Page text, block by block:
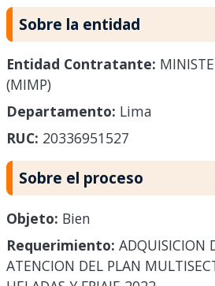
Sobre la entidad
Entidad Contratante:
(MIMP)
Departamento: Lima
RUC: 20336951527
Sobre el proceso
Objeto: Bien
Requerimiento: ADQUISICION
ATENCION DEL PLAN